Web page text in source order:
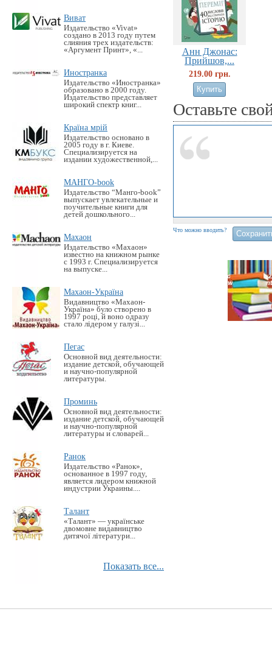
Виват
Издательство «Vivat»
создано в 2013 году путем
слияния трех издательств:
«Аргумент Принт», «...
Иностранка
Издательство «Иностранка»
образовано в 2000 году.
Издательство представляет
широкий спектр книг...
Країна мрій
Издательство основано в
2005 году в г. Киеве.
Специализируется на
издании художественной,...
МАНГО-book
Издательство “Манго-book”
выпускает увлекательные и
поучительные книги для
детей дошкольного...
Махаон
Издательство «Махаон»
известно на книжном рынке
с 1993 г. Специализируется
на выпуске...
Махаон-Україна
Видавництво «Махаон-
Україна» було створено в
1997 році, й воно одразу
стало лідером у галузі...
Пегас
Основной вид деятельности:
издание детской, обучающей
и научно-популярной
литературы.
Проминь
Основной вид деятельности:
издание детской, обучающей
и научно-популярной
литературы и словарей...
Ранок
Издательство «Ранок»,
основанное в 1997 году,
является лидером книжной
индустрии Украины....
Талант
«Талант» — українське
двомовне видавництво
дитячої літератури...
Показать все...
Анн Джонас:
Прийшов,...
219.00 грн.
Оставьте
Что можно вводить?